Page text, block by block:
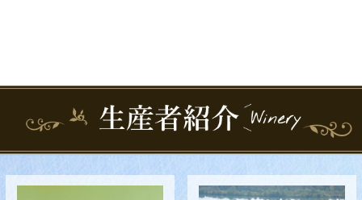
Facebookを見る